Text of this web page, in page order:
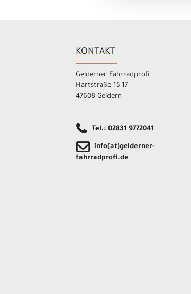
KONTAKT
Gelderner Fahrradprofi
Hartstraße 15-17
47608 Geldern
Tel.: 02831 9772041
info(at)gelderner-
fahrradprofi.de